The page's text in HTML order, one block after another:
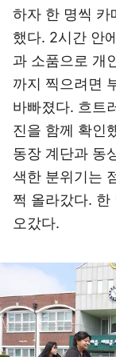
하자 한 명씩 카
했다. 2시간 안
과 소품으로 개
까지 찍으려면
바빠졌다. 흐트
진을 함께 확인
동장 계단과 동
색한 분위기는
쩍 올라갔다. 한
오갔다.